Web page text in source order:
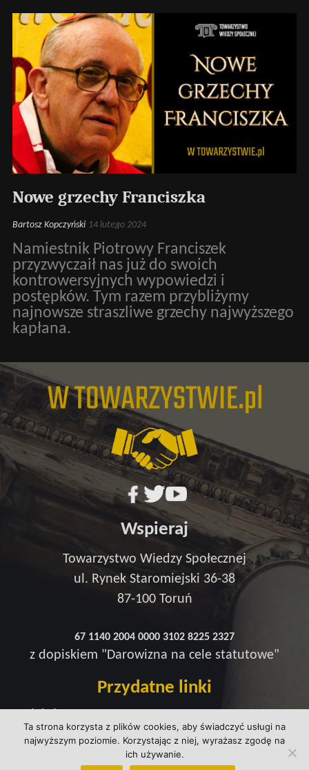
Nowe grzechy Franciszka
Bartosz Kopczyński 14 lutego 2024
Namiestnik Piotrowy Franciszek
przyzwyczaił nas już do swoich
kontrowersyjnych wypowiedzi i
postępków. Tym razem przybliżymy
najnowsze straszliwe grzechy najwyższego
kapłana.
Ta strona korzysta z plików cookies, aby świadczyć usługi na
najwyższym poziomie. Korzystając z niej, wyrażasz zgodę na
ich używanie.
Wspieraj
Towarzystwo Wiedzy Społecznej
ul. Rynek Staromiejski 36-38
87-100 Toruń
67 1140 2004 0000 3102 8225 2327
z dopiskiem "Darowizna na cele statutowe"
Przydatne linki
Strefa wsparcia
Polityka prywatności